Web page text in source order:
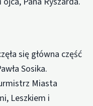
się główna część
Sosika.
Miasta
Leszkiem i